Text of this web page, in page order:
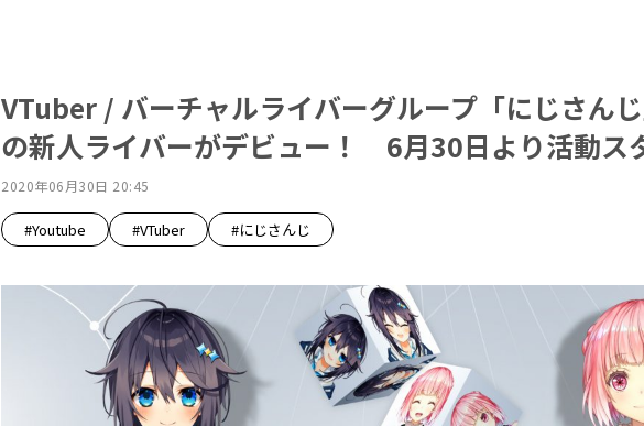
VTuber / バーチャルライバーグループ「にじさん
の新人ライバーがデビュー！ 6月30日より活動ス
2020年06月30日 20:45
#Youtube #VTuber #にじさんじ